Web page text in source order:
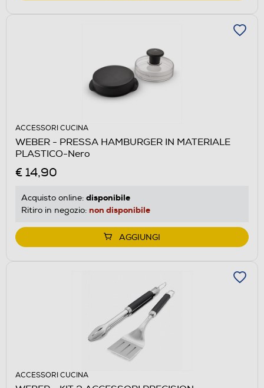
ACCESSORI CUCINA
WEBER - PRESSA HAMBURGER IN MATERIALE
PLASTICO-Nero
€ 14,90
Acquisto online: disponibile
Ritiro in negozio: non disponibile
AGGIUNGI
ACCESSORI CUCINA